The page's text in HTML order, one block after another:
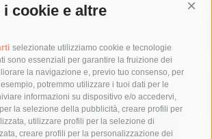
cookie e altre
selezionate utilizziamo cookie e tecnologie
sono essenziali per garantire la fruizione dei
la navigazione e, previo tuo consenso, per
potremmo utilizzare i tuoi dati per le
informazioni su dispositivo e/o accedervi,
la selezione della pubblicità, creare profili per
utilizzare profili per la selezione di
creare profili per la personalizzazione dei
anas
di punta campanella
arresto
capitaneria di porto capri
carabinieri